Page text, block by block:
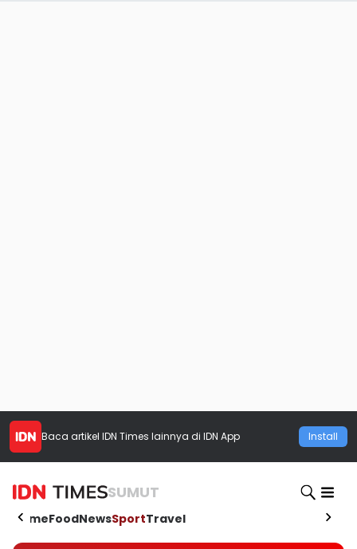
Baca artikel IDN Times lainnya di IDN App Install
SUMUT
HomeFoodNewsSportTravel